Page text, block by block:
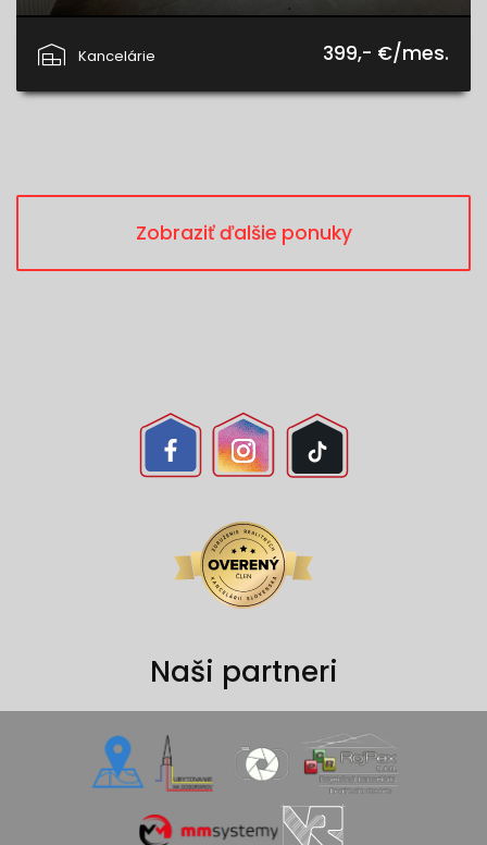
Kancelárie
399,- €/mes.
Zobraziť ďalšie ponuky
Naši partneri